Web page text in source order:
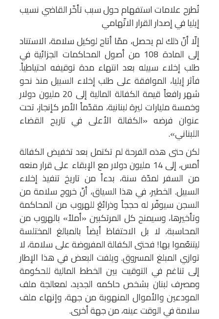
تُطرح علامات استفهام حول سبب تأخّر القاضي نسيب
إيليا في إصدار القرار الاتّهامي
إلّا أنّ ذلك لم يحصل، ممّا أتاح لوكيل سلامة، الاستناد
إلى المادة 108 من أصول المحاكمات الجزائية في
طلب إخلاء سبيله بعد انتهاء مدة توقيفه احتياطياً.
فآثر إيليا، الموافقة على طلب إخلاء السبيل منذ نحو
شهر رافعاً قيمة الكفالة المالية إلى 20 مليون دولار
وخمسة مليارات ليرة لبنانية، مقدّماً الأمر كإنجاز، تحت
عنوان فرضه «الكفالة الأعلى في تاريح القضاء
اللبناني».
لكن حتى هذه الفرحة لم تكتمل بعد تخفيض الكفالة
أمس، إلى 14 مليون دولار مع الإبقاء على قرار منعه
من السفر لمدّة سنة، بدءاً من تاريخ تنفيذ إخلاء
السبيل. الخطير، في هذا السياق، أنّ خروج سلامة من
السجن سيوفّر له حججاً وذرائعَ للهروب من المحاكمة
وتأخيرها، وسيمنح كل المرتكبين «أملاً» بالهروب من
المحاسبة، لا بل الاحتفاظ أيضاً بالمبالغ المختلسة
ليتنعّموا بها! فحتى الكفالة المفروضة على سلامة، لا
توازي المبلغ المسروق. ويلفت البعض في هذا الإطار
إلى تناغم في التوقيت بين الخطط المالية للحكومة
ومصرف لبنان بشخص حاكمه الجديد، لمعالجة ملف
المودعين والأموال المنهوبة من جهة، وإنهاء ملف
سلامة في الوقت عينه، من جهة أخرى.